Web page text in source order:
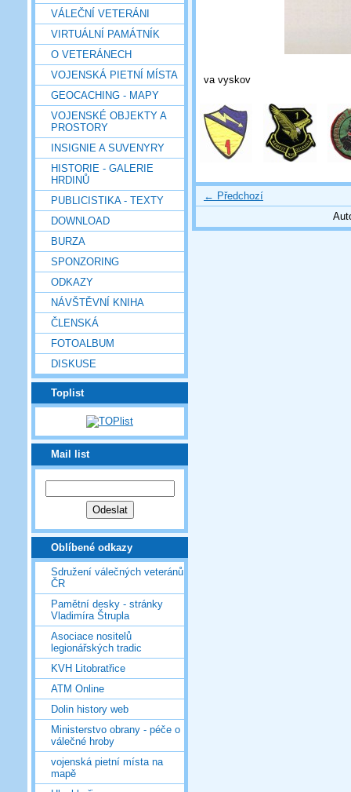
VÁLEČNÍ VETERÁNI
VIRTUÁLNÍ PAMÁTNÍK
O VETERÁNECH
VOJENSKÁ PIETNÍ MÍSTA
GEOCACHING - MAPY
VOJENSKÉ OBJEKTY A
PROSTORY
INSIGNIE A SUVENYRY
HISTORIE - GALERIE
HRDINŮ
PUBLICISTIKA - TEXTY
DOWNLOAD
BURZA
SPONZORING
ODKAZY
NÁVŠTĚVNÍ KNIHA
ČLENSKÁ
FOTOALBUM
DISKUSE
Toplist
Mail list
Oblíbené odkazy
Sdružení válečných veteránů
ČR
Pamětní desky - stránky
Vladimíra Štrupla
Asociace nositelů
legionářských tradic
KVH Litobratřice
ATM Online
Dolin history web
Ministerstvo obrany - péče o
válečné hroby
vojenská pietní místa na
mapě
va vyskov
← Předchozí